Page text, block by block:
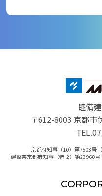
睦備
〒612-8003 京都市
京都府知事（10）第7503号
建設業京都府知事（特-2）第23960